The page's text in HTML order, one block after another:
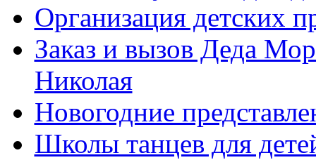
Организация детских
Заказ и вызов Деда
Николая
Новогодние
Школы танцев для